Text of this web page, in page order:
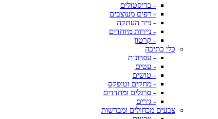
- בריסטולים
- דפים מעוצבים
- נייר העתקה
- ניירות מיוחדים
- קרטון
כלי כתיבה
- עפרונות
- עטים
- טושים
- מחקים וטיפקס
- סרגלים ומחדדים
- גירים
צבעים מכחולים ומברשות